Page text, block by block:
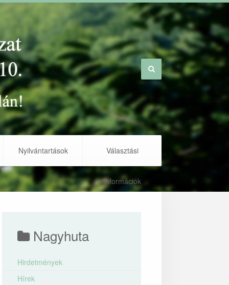
Nyilvántartások Választási
információk
Nagyhuta
Hirdetmények
Hírek